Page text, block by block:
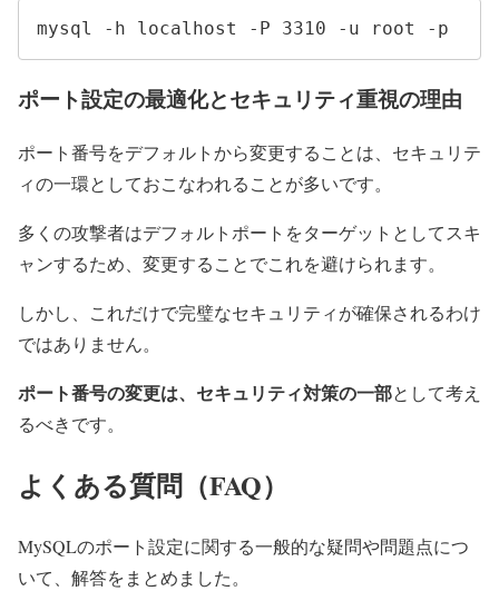
mysql -h localhost -P 3310 -u root -p
ポート設定の最適化とセキュリティ重視の理由
ポート番号をデフォルトから変更することは、セキュリテ
ィの一環としておこなわれることが多いです。
多くの攻撃者はデフォルトポートをターゲットとしてスキ
ャンするため、変更することでこれを避けられます。
しかし、これだけで完璧なセキュリティが確保されるわけ
ではありません。
ポート番号の変更は、セキュリティ対策の一部として考え
るべきです。
よくある質問（FAQ）
MySQLのポート設定に関する一般的な疑問や問題点につ
いて、解答をまとめました。